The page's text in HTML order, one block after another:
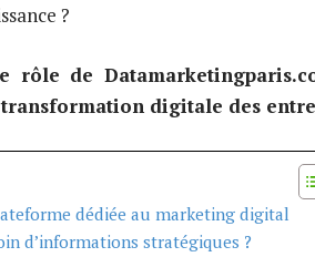
?
rôle de
digitale des
dédiée au marketing digital
d’informations stratégiques ?